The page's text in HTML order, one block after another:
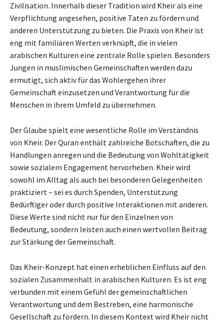
Zivilisation. Innerhalb dieser Tradition wird Kheir als eine
Verpflichtung angesehen, positive Taten zu fördern und
anderen Unterstützung zu bieten. Die Praxis von Kheir ist
eng mit familiären Werten verknüpft, die in vielen
arabischen Kulturen eine zentrale Rolle spielen. Besonders
Jungen in muslimischen Gemeinschaften werden dazu
ermutigt, sich aktiv für das Wohlergehen ihrer
Gemeinschaft einzusetzen und Verantwortung für die
Menschen in ihrem Umfeld zu übernehmen.
Der Glaube spielt eine wesentliche Rolle im Verständnis
von Kheir. Der Quran enthält zahlreiche Botschaften, die zu
Handlungen anregen und die Bedeutung von Wohltätigkeit
sowie sozialem Engagement hervorheben. Kheir wird
sowohl im Alltag als auch bei besonderen Gelegenheiten
praktiziert – sei es durch Spenden, Unterstützung
Bedürftiger oder durch positive Interaktionen mit anderen.
Diese Werte sind nicht nur für den Einzelnen von
Bedeutung, sondern leisten auch einen wertvollen Beitrag
zur Stärkung der Gemeinschaft.
Das Kheir-Konzept hat einen erheblichen Einfluss auf den
sozialen Zusammenhalt in arabischen Kulturen. Es ist eng
verbunden mit einem Gefühl der gemeinschaftlichen
Verantwortung und dem Bestreben, eine harmonische
Gesellschaft zu fördern. In diesem Kontext wird Kheir nicht